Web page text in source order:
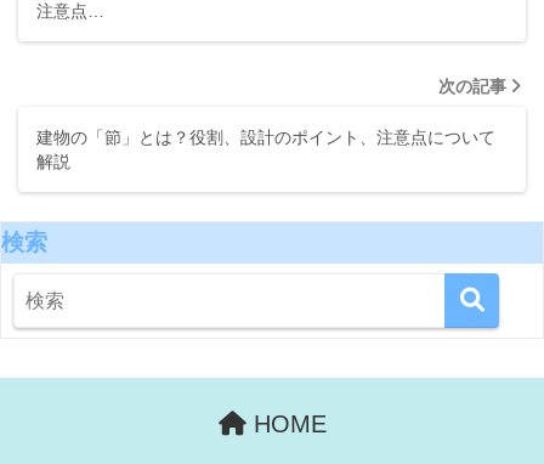
注意点…
次の記事
建物の「節」とは？役割、設計のポイント、注意点について
解説
検索
HOME